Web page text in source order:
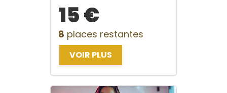
15 €
8 places restantes
VOIR PLUS